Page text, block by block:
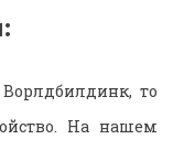
то
На нашем